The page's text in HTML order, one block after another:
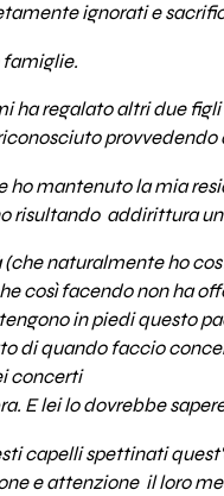
ignorati e
famiglie.
ha regalato altri due
ho mantenuto la mia
risultando addirittura
(che naturalmente ho
così facendo non ha
in piedi questo
di quando faccio
concerti
E lei lo dovrebbe
capelli spettinati
e attenzione il loro